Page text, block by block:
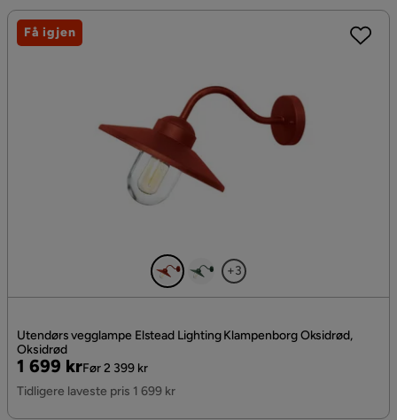
+3
Utendørs vegglampe Elstead Lighting Klampenborg Oksidrød,
Oksidrød
Pris
1 699 kr
Original
Pris
Før 2 399 kr
Tidligere laveste pris 1 699 kr
Få igjen